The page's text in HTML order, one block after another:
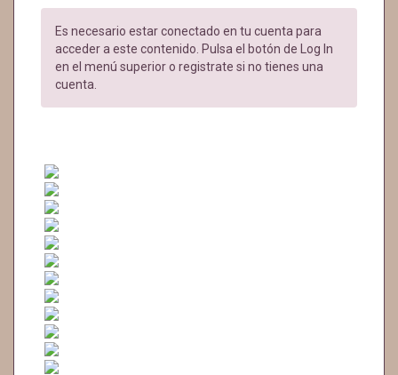
Es necesario estar conectado en tu cuenta para
acceder a este contenido. Pulsa el botón de Log In
en el menú superior o registrate si no tienes una
cuenta.